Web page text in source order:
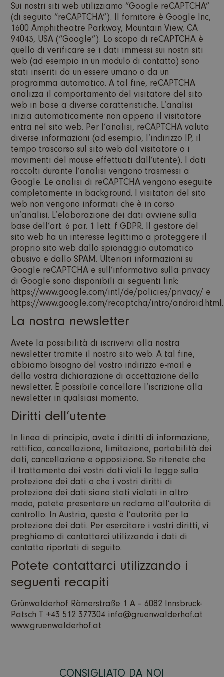
Sui nostri siti web utilizziamo “Google reCAPTCHA”
(di seguito “reCAPTCHA”). Il fornitore è Google Inc,
1600 Amphitheatre Parkway, Mountain View, CA
94043, USA (“Google”). Lo scopo di reCAPTCHA è
quello di verificare se i dati immessi sui nostri siti
web (ad esempio in un modulo di contatto) sono
stati inseriti da un essere umano o da un
programma automatico. A tal fine, reCAPTCHA
analizza il comportamento del visitatore del sito
web in base a diverse caratteristiche. L’analisi
inizia automaticamente non appena il visitatore
entra nel sito web. Per l’analisi, reCAPTCHA valuta
diverse informazioni (ad esempio, l’indirizzo IP, il
tempo trascorso sul sito web dal visitatore o i
movimenti del mouse effettuati dall’utente). I dati
raccolti durante l’analisi vengono trasmessi a
Google. Le analisi di reCAPTCHA vengono eseguite
completamente in background. I visitatori del sito
web non vengono informati che è in corso
un’analisi. L’elaborazione dei dati avviene sulla
base dell’art. 6 par. 1 lett. f GDPR. Il gestore del
sito web ha un interesse legittimo a proteggere il
proprio sito web dallo spionaggio automatico
abusivo e dallo SPAM. Ulteriori informazioni su
Google reCAPTCHA e sull’informativa sulla privacy
di Google sono disponibili ai seguenti link:
https://www.google.com/intl/de/policies/privacy/ e
https://www.google.com/recaptcha/intro/android.html.
La nostra newsletter
Avete la possibilità di iscrivervi alla nostra
newsletter tramite il nostro sito web. A tal fine,
abbiamo bisogno del vostro indirizzo e-mail e
della vostra dichiarazione di accettazione della
newsletter. È possibile cancellare l’iscrizione alla
newsletter in qualsiasi momento.
Diritti dell’utente
In linea di principio, avete i diritti di informazione,
rettifica, cancellazione, limitazione, portabilità dei
dati, cancellazione e opposizione. Se ritenete che
il trattamento dei vostri dati violi la legge sulla
protezione dei dati o che i vostri diritti di
protezione dei dati siano stati violati in altro
modo, potete presentare un reclamo all’autorità di
controllo. In Austria, questa è l’autorità per la
protezione dei dati. Per esercitare i vostri diritti, vi
preghiamo di contattarci utilizzando i dati di
contatto riportati di seguito.
Potete contattarci utilizzando i
seguenti recapiti
Grünwalderhof Römerstraße 1 A – 6082 Innsbruck-
Patsch T +43 512 377304 info@gruenwalderhof.at
www.gruenwalderhof.at
CONSIGLIATO DA NOI